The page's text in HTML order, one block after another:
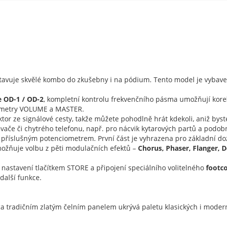
skvělé kombo do zkušebny i na pódium. Tento model je
1 / OD-2, kompletní kontrolu frekvenčního pásma umožňují
VOLUME a MASTER.
ze signálové cesty, takže můžete pohodlně hrát kdekoli, aniž
či chytrého telefonu, např. pro nácvik kytarových partů a
potenciometrem. První část je vyhrazena pro základní
volbu z pěti modulačních efektů – Chorus, Phaser, Flanger,
tlačítkem STORE a připojení speciálního volitelného
funkce.
tradičním zlatým čelním panelem ukrývá paletu klasických i